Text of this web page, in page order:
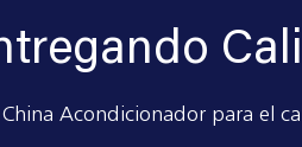
Acondicionador para el